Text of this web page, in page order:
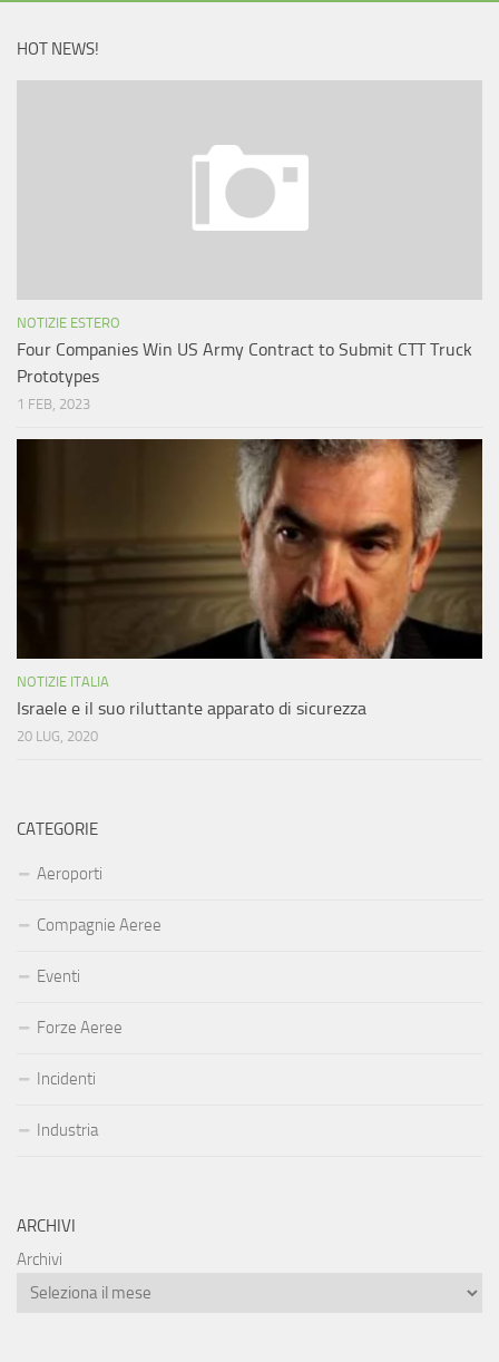
HOT NEWS!
NOTIZIE ESTERO
Four Companies Win US Army Contract to Submit CTT Truck
Prototypes
1 FEB, 2023
NOTIZIE ITALIA
Israele e il suo riluttante apparato di sicurezza
20 LUG, 2020
CATEGORIE
Aeroporti
Compagnie Aeree
Eventi
Forze Aeree
Incidenti
Industria
ARCHIVI
Archivi